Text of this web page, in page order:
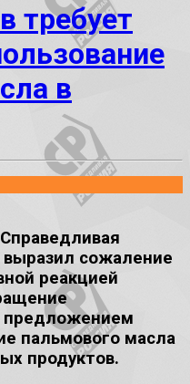
требует
в
сожаление
реакцией
предложением
пальмового масла
продуктов.